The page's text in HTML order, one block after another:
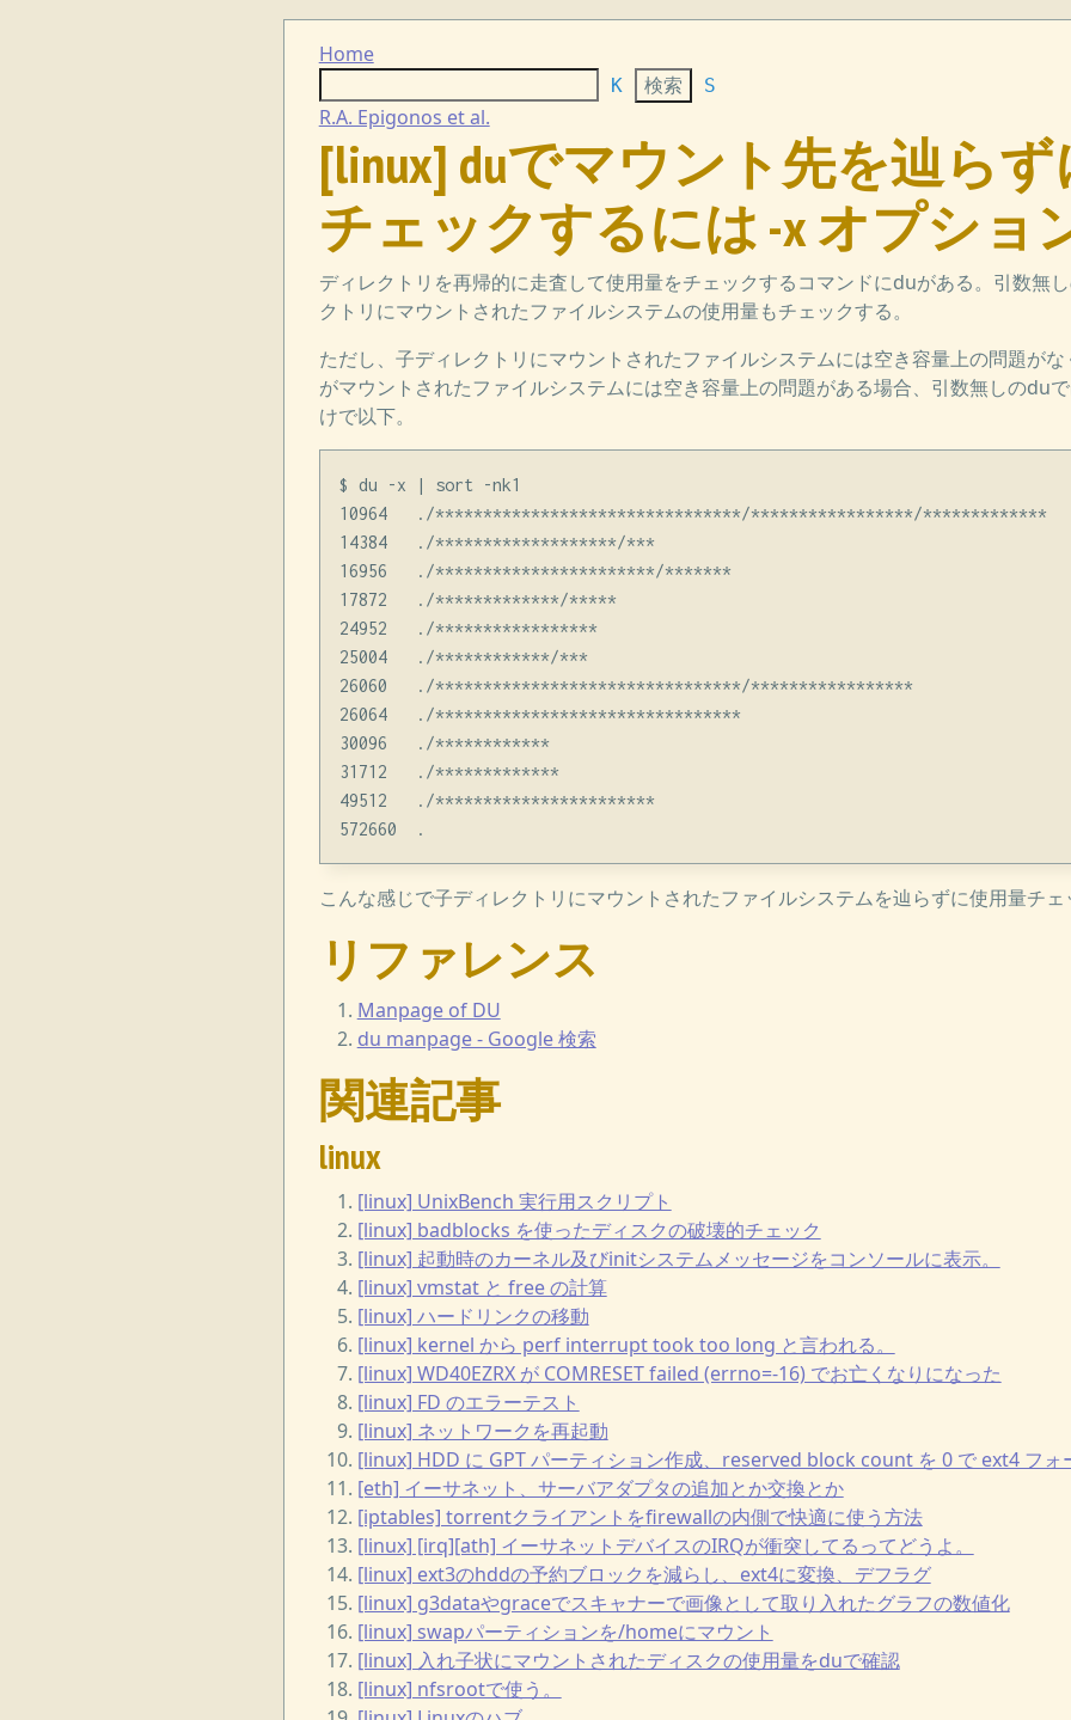
Home
K S
R.A. Epigonos et al.
[linux] duでマウント先を辿ら
チェックするには -x オプショ
ディレクトリを再帰的に走査して使用量をチェックするコマンドにduがある。引数無
クトリにマウントされたファイルシステムの使用量もチェックする。
ただし、子ディレクトリにマウントされたファイルシステムには空き容量上の問題がな
がマウントされたファイルシステムには空き容量上の問題がある場合、引数無しのdu
けで以下。
$ du -x | sort -nk1
10964   ./********************************/*****************/*************
14384   ./*******************/***
16956   ./***********************/*******
17872   ./*************/*****
24952   ./*****************
25004   ./************/***
26060   ./********************************/*****************
26064   ./********************************
30096   ./************
31712   ./*************
49512   ./***********************
こんな感じで子ディレクトリにマウントされたファイルシステムを辿らずに使用量チェ
リファレンス
Manpage of DU
du manpage - Google 検索
関連記事
linux
[linux] UnixBench 実行用スクリプト
[linux] badblocks を使ったディスクの破壊的チェック
[linux] 起動時のカーネル及びinitシステムメッセージをコンソールに表示。
[linux] vmstat と free の計算
[linux] ハードリンクの移動
[linux] kernel から perf interrupt took too long と言われる。
[linux] WD40EZRX が COMRESET failed (errno=-16) でお亡くなりになった
[linux] FD のエラーテスト
[linux] ネットワークを再起動
[linux] HDD に GPT パーティション作成、reserved block count を 0 で ext4 フォ
[eth] イーサネット、サーバアダプタの追加とか交換とか
[iptables] torrentクライアントをfirewallの内側で快適に使う方法
[linux] [irq][ath] イーサネットデバイスのIRQが衝突してるってどうよ。
[linux] ext3のhddの予約ブロックを減らし、ext4に変換、デフラグ
[linux] g3dataやgraceでスキャナーで画像として取り入れたグラフの数値化
[linux] swapパーティションを/homeにマウント
[linux] 入れ子状にマウントされたディスクの使用量をduで確認
[linux] nfsrootで使う。